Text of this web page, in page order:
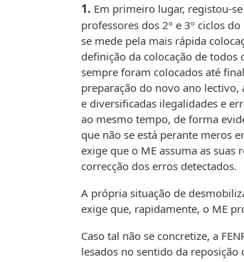
1. Em primeiro lugar, registou-
professores dos 2º e 3º ciclos
se mede pela mais rápida
definição da colocação de
sempre foram colocados até
preparação do novo ano lectivo,
e diversificadas ilegalidades e
ao mesmo tempo, de forma
que não se está perante meros
exige que o ME assuma as suas
correcção dos erros detectados.
A própria situação de
exige que, rapidamente, o ME
Caso tal não se concretize, a
lesados no sentido da